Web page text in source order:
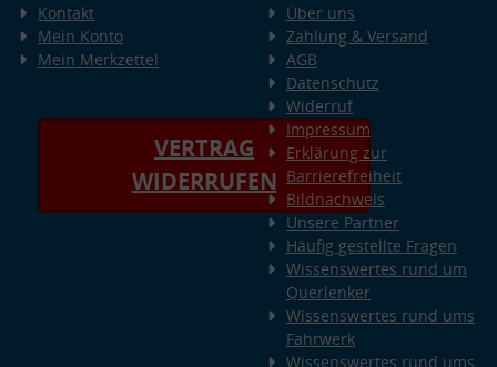
Kontakt
Mein Konto
Mein Merkzettel
VERTRAG
WIDERRUFEN
Über uns
Zahlung & Versand
AGB
Datenschutz
Widerruf
Impressum
Erklärung zur
Barrierefreiheit
Bildnachweis
Unsere Partner
Häufig gestellte Fragen
Wissenswertes rund um
Querlenker
Wissenswertes rund ums
Fahrwerk
Wissenswertes rund ums